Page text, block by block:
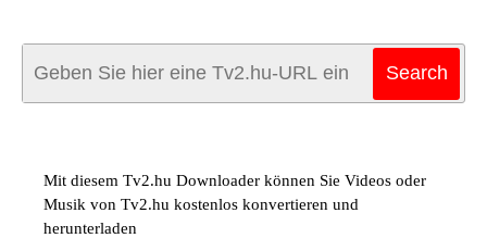
Mit diesem Tv2.hu Downloader können Sie Videos oder
Musik von Tv2.hu kostenlos konvertieren und
herunterladen